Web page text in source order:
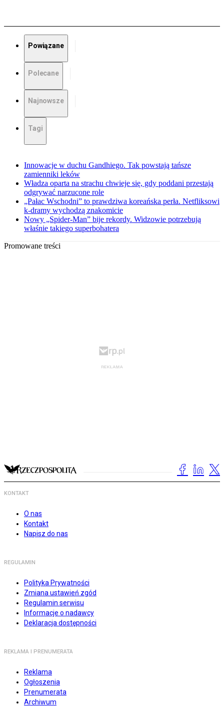
Powiązane
Polecane
Najnowsze
Tagi
Innowacje w duchu Gandhiego. Tak powstają tańsze
zamienniki leków
Władza oparta na strachu chwieje się, gdy poddani przestają
odgrywać narzucone role
„Pałac Wschodni” to prawdziwa koreańska perła. Netfliksowi
k-dramy wychodzą znakomicie
Nowy „Spider-Man” bije rekordy. Widzowie potrzebują
właśnie takiego superbohatera
Promowane treści
KONTAKT
O nas
Kontakt
Napisz do nas
REGULAMIN
Polityka Prywatności
Zmiana ustawień zgód
Regulamin serwisu
Informacje o nadawcy
Deklaracja dostępności
REKLAMA I PRENUMERATA
Reklama
Ogłoszenia
Prenumerata
Archiwum